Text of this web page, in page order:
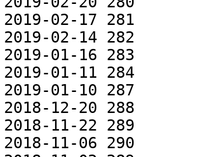
2019-02-17 281
2019-02-14 282
2019-01-16 283
2019-01-11 284
2019-01-10 287
2018-12-20 288
2018-11-22 289
2018-11-06 290